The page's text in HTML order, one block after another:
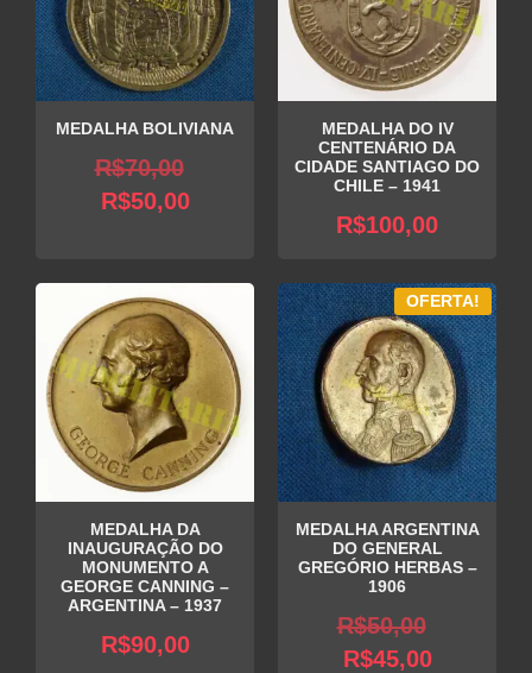
MEDALHA BOLIVIANA
R$70,00
R$70,00.
R$50,00O
R$50,00.
MEDALHA DO IV
CENTENÁRIO DA
CIDADE SANTIAGO DO
CHILE – 1941
R$100,00
MEDALHA DA
INAUGURAÇÃO DO
MONUMENTO A
GEORGE CANNING –
ARGENTINA – 1937
R$90,00
OFERTA!
MEDALHA ARGENTINA
DO GENERAL
GREGÓRIO HERBAS –
1906
R$50,00
R$45,00O